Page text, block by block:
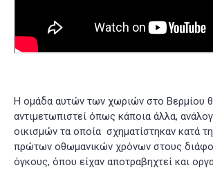
Η ομάδα αυτών των χωριών στο Βερμίου
αντιμετωπιστεί όπως κάποια άλλα,
οικισμών τα οποία σχηματίστηκαν κατά
πρώτων οθωμανικών χρόνων στους
όγκους, όπου είχαν αποτραβηχτεί και